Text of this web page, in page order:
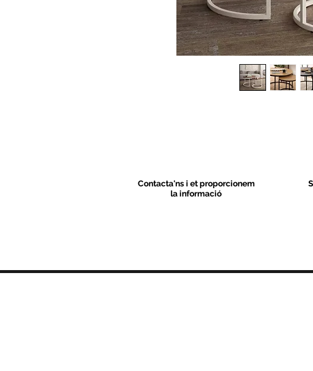
Contacta'ns i et proporcionem
la informació